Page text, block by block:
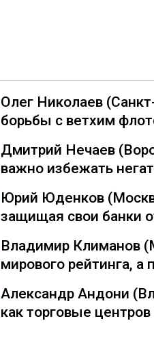
Олег Николаев
борьбы с ветхим
Дмитрий Нечаев
важно избежать
Юрий Юденков
защищая свои банки
Владимир Климанов
мирового рейтинга,
Александр Андони
как торговые